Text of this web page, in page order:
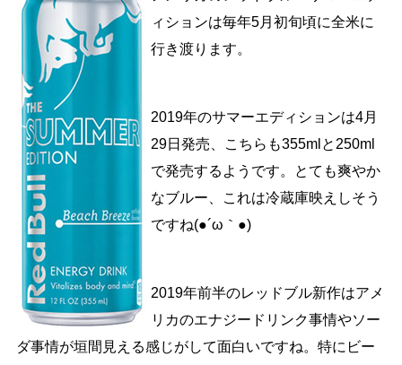
ィションは毎年5月初旬頃に全米に
行き渡ります。
2019年のサマーエディションは4月
29日発売、こちらも355mlと250ml
で発売するようです。とても爽やか
なブルー、これは冷蔵庫映えしそう
ですね(●´ω｀●)
2019年前半のレッドブル新作はアメ
リカのエナジードリンク事情やソー
ダ事情が垣間見える感じがして面白いですね。特にビー